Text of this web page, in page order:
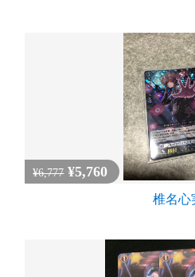
¥6,777 ¥5,760
椎名心